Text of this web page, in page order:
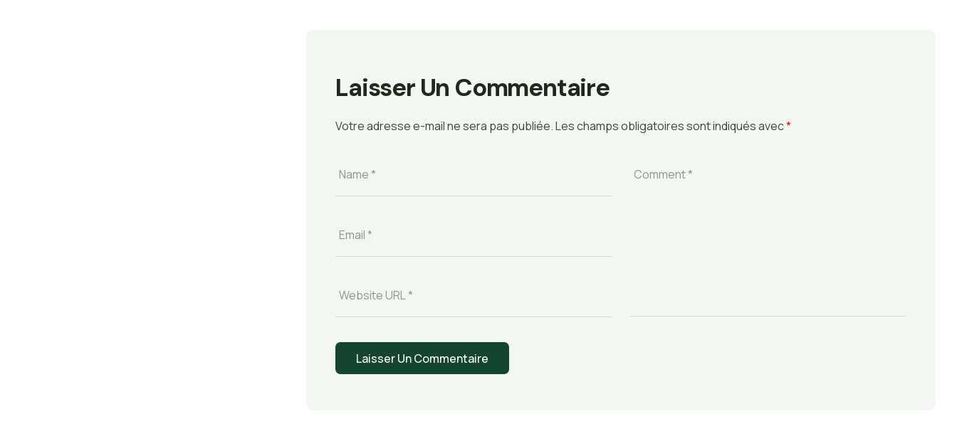
Laisser Un Commentaire
Votre adresse e-mail ne sera pas publiée.Les champs obligatoires sont indiqués avec*